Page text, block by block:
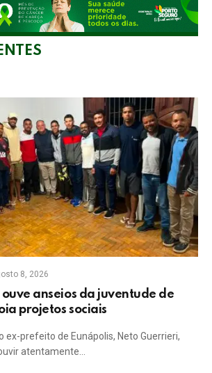
8, 2026
anseios da juventude de
projetos sociais
ex-prefeito de Eunápolis, Neto Guerrieri,
atentamente…